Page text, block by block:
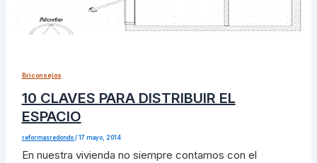
Briconsejos
10 CLAVES PARA DISTRIBUIR EL
ESPACIO
reformasredondo / 17 mayo, 2014
En nuestra vivienda no siempre contamos con el